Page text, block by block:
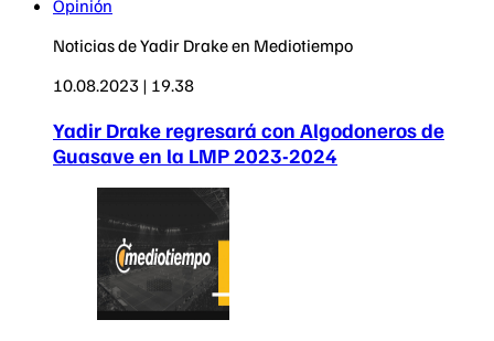
Opinión
Noticias de Yadir Drake en Mediotiempo
10.08.2023 | 19.38
Yadir Drake regresará con Algodoneros de
Guasave en la LMP 2023-2024